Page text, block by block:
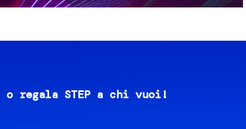
regala STEP a chi vuoi!